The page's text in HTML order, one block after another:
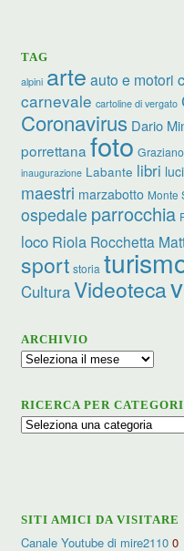
TAG
alpini arte auto e motori
carnevale cartoline di vergato
Coronavirus Dario
porrettana foto
inaugurazione Labante libri
maestri marzabotto Monte
ospedale parrocchia
loco Riola Rocchetta
sport storia
CulturaVideoteca
ARCHIVIO
Archivio
RICERCA PER
Ricerca
SITI AMICI DA VISITARE
Canale Youtube di mire2110 0